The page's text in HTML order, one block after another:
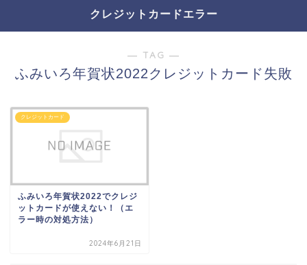
クレジットカードエラー
― TAG ―
ふみいろ年賀状2022クレジットカード失敗
クレジットカード
ふみいろ年賀状2022でクレジ
ットカードが使えない！（エ
ラー時の対処方法）
2024年6月21日